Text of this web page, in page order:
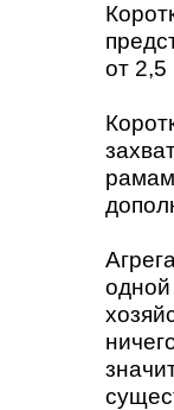
от
одной